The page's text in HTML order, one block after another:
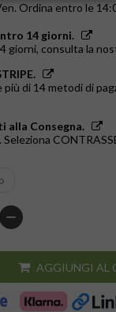
Ordina entro le
14 giorni.
giorni, consulta la
di 14 metodi di
alla Consegna.
AGGIUNGI AL